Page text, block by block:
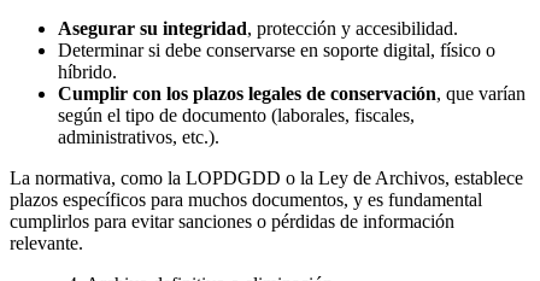
Asegurar su integridad, protección y accesibilidad.
Determinar si debe conservarse en soporte digital, físico o
híbrido.
Cumplir con los plazos legales de conservación, que varían
según el tipo de documento (laborales, fiscales,
administrativos, etc.).
La normativa, como la LOPDGDD o la Ley de Archivos, establece
plazos específicos para muchos documentos, y es fundamental
cumplirlos para evitar sanciones o pérdidas de información
relevante.